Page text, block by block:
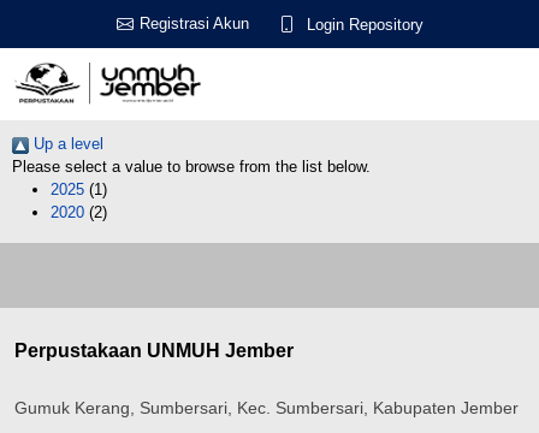
Registrasi Akun Login Repository
Up a level
Please select a value to browse from the list below.
2025 (1)
2020 (2)
Perpustakaan UNMUH Jember
Gumuk Kerang, Sumbersari, Kec. Sumbersari, Kabupaten Jember